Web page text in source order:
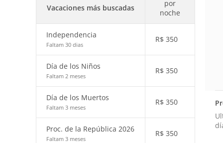
Vacaciones más buscadas
por
noche
Independencia
Faltam 30 dias
R$ 350
Día de los Niños
Faltam 2 meses
R$ 350
Día de los Muertos
Faltam 3 meses
R$ 350
Proc. de la República 2026
Faltam 3 meses
R$ 350